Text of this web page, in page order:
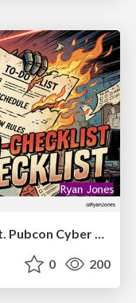
The Anti-SEO Checklist Checklist. Pubcon Cyber Week
0 200